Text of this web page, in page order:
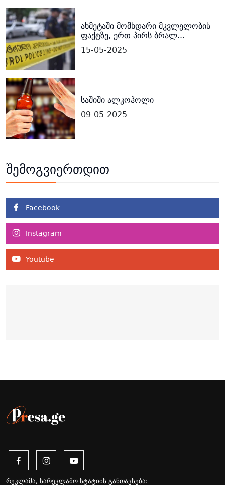
ახმეტაში მომხდარი მკვლელობის
ფაქტზე, ერთ პირს ბრალ...
15-05-2025
საშიში ალკოჰოლი
09-05-2025
შემოგვიერთდით
Facebook
Instagram
Youtube
რეკლამა, სარეკლამო სტატიის განთავსება: